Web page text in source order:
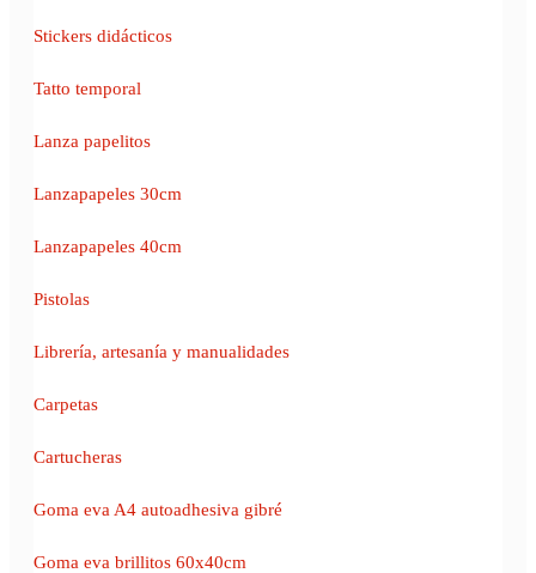
Stickers didácticos
Tatto temporal
Lanza papelitos
Lanzapapeles 30cm
Lanzapapeles 40cm
Pistolas
Librería, artesanía y manualidades
Carpetas
Cartucheras
Goma eva A4 autoadhesiva gibré
Goma eva brillitos 60x40cm